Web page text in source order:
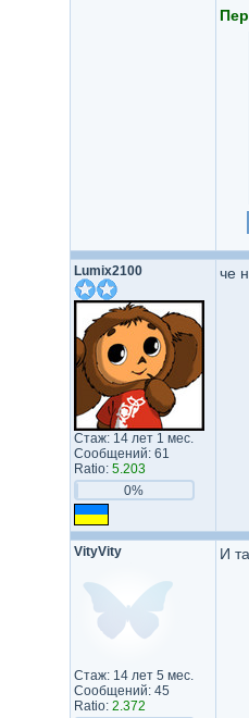
Lumix2100
Стаж: 14 лет 1 мес.
Сообщений: 61
Ratio: 5.203
0%
че
VityVity
Стаж: 14 лет 5 мес.
Сообщений: 45
Ratio: 2.372
И